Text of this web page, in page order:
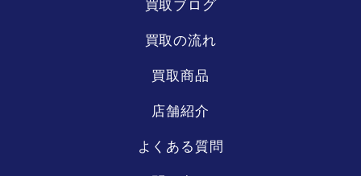
買取の流れ
買取商品
店舗紹介
よくある質問